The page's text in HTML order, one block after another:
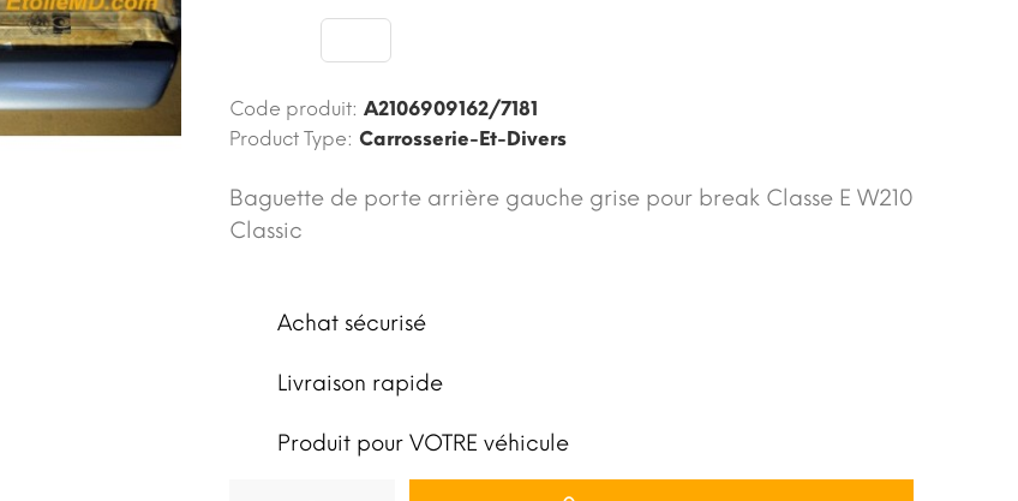
Code produit: A2106909162/7181
Product Type: Carrosserie-Et-Divers
Baguette de porte arrière gauche grise pour break Classe E W210
Classic
Achat sécurisé
Livraison rapide
Produit pour VOTRE véhicule